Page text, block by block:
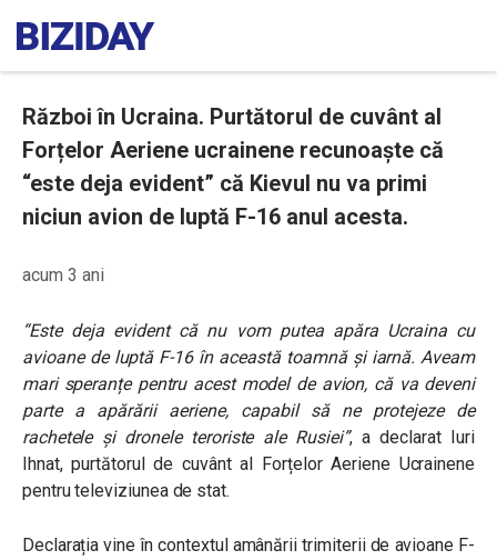
Război în Ucraina. Purtătorul de cuvânt al
Forțelor Aeriene ucrainene recunoaște că
“este deja evident” că Kievul nu va primi
niciun avion de luptă F-16 anul acesta.
acum 3 ani
“Este deja evident că nu vom putea apăra Ucraina cu
avioane de luptă F-16 în această toamnă și iarnă. Aveam
mari speranțe pentru acest model de avion, că va deveni
parte a apărării aeriene, capabil să ne protejeze de
rachetele și dronele teroriste ale Rusiei”, a declarat Iuri
Ihnat, purtătorul de cuvânt al Forțelor Aeriene Ucrainene
pentru televiziunea de stat.
Declarația vine în contextul amânării trimiterii de avioane F-